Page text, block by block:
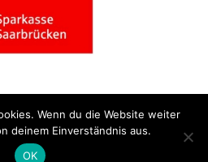
↑
Wenn du die Website weiter
deinem Einverständnis aus.
OK